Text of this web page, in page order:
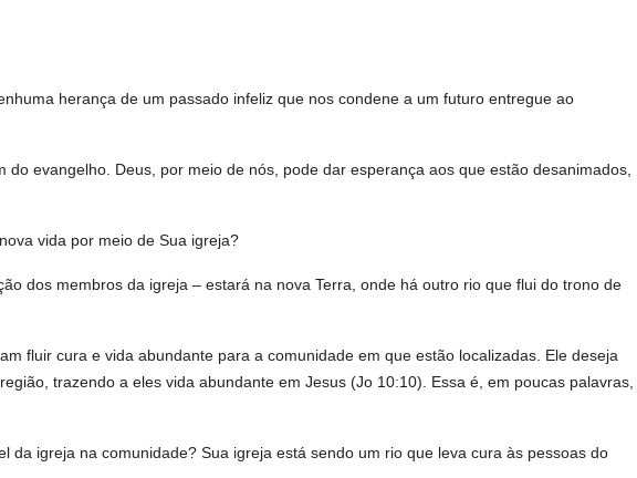
herança de um passado infeliz que nos condene a um futuro entregue ao
evangelho. Deus, por meio de nós, pode dar esperança aos que estão desanimados,
vida por meio de Sua igreja?
dos membros da igreja – estará na nova Terra, onde há outro rio que flui do trono de
fluir cura e vida abundante para a comunidade em que estão localizadas. Ele deseja
trazendo a eles vida abundante em Jesus (Jo 10:10). Essa é, em poucas palavras,
igreja na comunidade? Sua igreja está sendo um rio que leva cura às pessoas do